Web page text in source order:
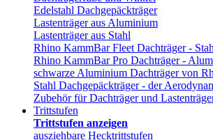
Edelstahl Dachgepäckträger
Lastenträger aus Aluminium
Lastenträger aus Stahl
Rhino KammBar Fleet Dachträger -
Rhino KammBar Pro Dachträger -
schwarze Aluminium Dachträger von
Stahl Dachgepäckträger - der
Zubehör für Dachträger und
Trittstufen
Trittstufen anzeigen
ausziehbare Hecktrittstufen